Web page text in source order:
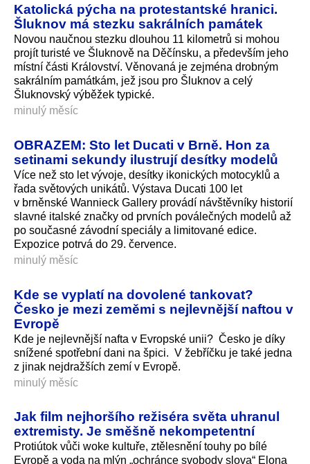
Katolická pýcha na protestantské hranici.
Šluknov má stezku sakrálních památek
Novou naučnou stezku dlouhou 11 kilometrů si mohou
projít turisté ve Šluknově na Děčínsku, a především jeho
místní části Království. Věnovaná je zejména drobným
sakrálním památkám, jež jsou pro Šluknov a celý
Šluknovský výběžek typické.
minulý měsíc
OBRAZEM: Sto let Ducati v Brně. Hon za
setinami sekundy ilustrují desítky modelů
Více než sto let vývoje, desítky ikonických motocyklů a
řada světových unikátů. Výstava Ducati 100 let
v brněnské Wannieck Gallery provádí návštěvníky historií
slavné italské značky od prvních poválečných modelů až
po současné závodní speciály a limitované edice.
Expozice potrvá do 29. července.
minulý měsíc
Kde se vyplatí na dovolené tankovat?
Česko je mezi zeměmi s nejlevnější naftou v
Evropě
Kde je nejlevnější nafta v Evropské unii? Česko je díky
snížené spotřební dani na špici. V žebříčku je také jedna
z jinak nejdražších zemí v Evropě.
minulý měsíc
Jak film nejhoršího režiséra světa uhranul
extremisty. Je směšně nekompetentní
Protiútok vůči woke kultuře, ztělesnění touhy po bílé
Evropě a voda na mlýn „ochránce svobody slova“ Elona